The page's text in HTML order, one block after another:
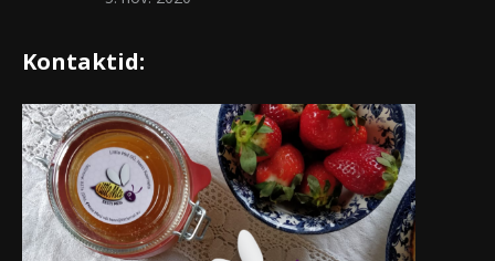
Kontaktid: